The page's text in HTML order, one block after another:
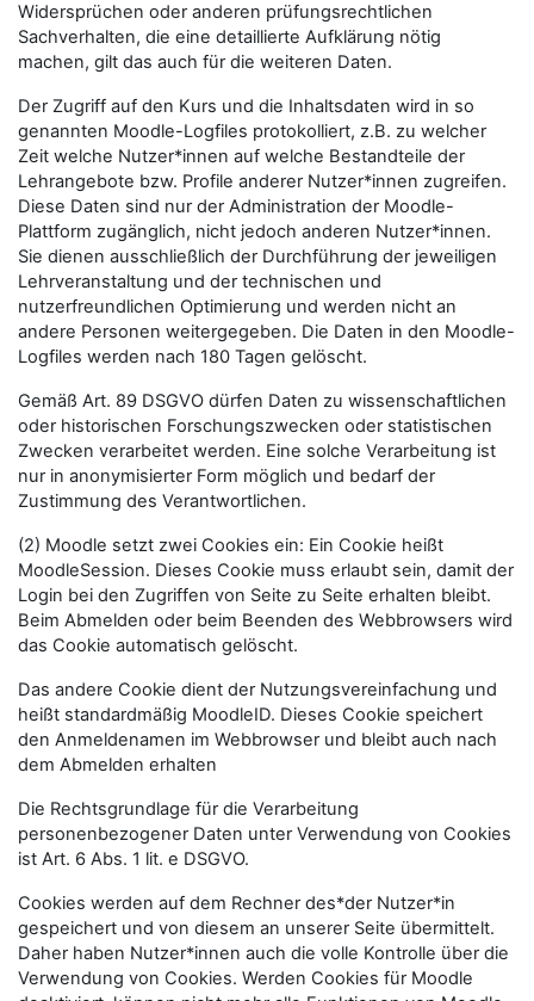
Widersprüchen oder anderen prüfungsrechtlichen
Sachverhalten, die eine detaillierte Aufklärung nötig
machen, gilt das auch für die weiteren Daten.
Der Zugriff auf den Kurs und die Inhaltsdaten wird in so
genannten Moodle-Logfiles protokolliert, z.B. zu welcher
Zeit welche Nutzer*innen auf welche Bestandteile der
Lehrangebote bzw. Profile anderer Nutzer*innen zugreifen.
Diese Daten sind nur der Administration der Moodle-
Plattform zugänglich, nicht jedoch anderen Nutzer*innen.
Sie dienen ausschließlich der Durchführung der jeweiligen
Lehrveranstaltung und der technischen und
nutzerfreundlichen Optimierung und werden nicht an
andere Personen weitergegeben. Die Daten in den Moodle-
Logfiles werden nach 180 Tagen gelöscht.
Gemäß Art. 89 DSGVO dürfen Daten zu wissenschaftlichen
oder historischen Forschungszwecken oder statistischen
Zwecken verarbeitet werden. Eine solche Verarbeitung ist
nur in anonymisierter Form möglich und bedarf der
Zustimmung des Verantwortlichen.
(2) Moodle setzt zwei Cookies ein: Ein Cookie heißt
MoodleSession. Dieses Cookie muss erlaubt sein, damit der
Login bei den Zugriffen von Seite zu Seite erhalten bleibt.
Beim Abmelden oder beim Beenden des Webbrowsers wird
das Cookie automatisch gelöscht.
Das andere Cookie dient der Nutzungsvereinfachung und
heißt standardmäßig MoodleID. Dieses Cookie speichert
den Anmeldenamen im Webbrowser und bleibt auch nach
dem Abmelden erhalten
Die Rechtsgrundlage für die Verarbeitung
personenbezogener Daten unter Verwendung von Cookies
ist Art. 6 Abs. 1 lit. e DSGVO.
Cookies werden auf dem Rechner des*der Nutzer*in
gespeichert und von diesem an unserer Seite übermittelt.
Daher haben Nutzer*innen auch die volle Kontrolle über die
Verwendung von Cookies. Werden Cookies für Moodle